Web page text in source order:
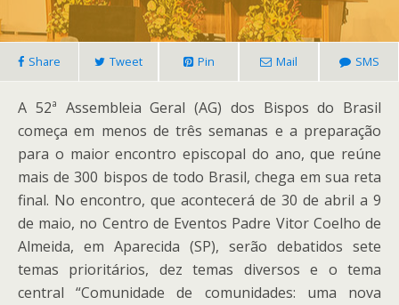
Share Tweet Pin Mail SMS
A 52ª Assembleia Geral (AG) dos Bispos do Brasil
começa em menos de três semanas e a preparação
para o maior encontro episcopal do ano, que reúne
mais de 300 bispos de todo Brasil, chega em sua reta
final. No encontro, que acontecerá de 30 de abril a 9
de maio, no Centro de Eventos Padre Vitor Coelho de
Almeida, em Aparecida (SP), serão debatidos sete
temas prioritários, dez temas diversos e o tema
central “Comunidade de comunidades: uma nova